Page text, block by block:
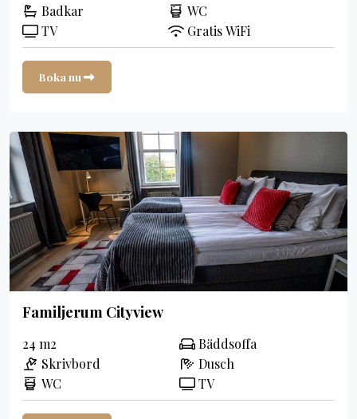
Badkar
WC
TV
Gratis WiFi
Boka nu
Familjerum Cityview
24 m2
Bäddsoffa
Skrivbord
Dusch
WC
TV